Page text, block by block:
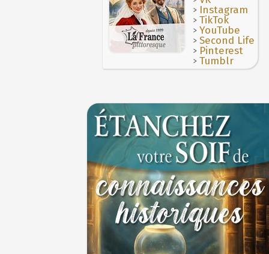
3 juillet 987 : Hugues Capet est couronné
des Francs à Noyon 3 JUILLET
> Instagram
>TikTok
>YouTube
>Second Life
> Pinterest
>Tumblr